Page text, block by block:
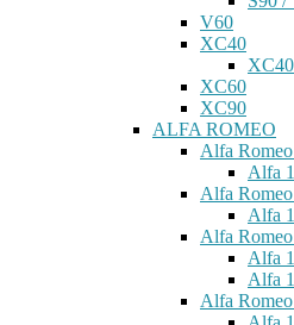
V60
XC40
XC60
XC90
ALFA ROMEO
Alfa
Alfa
Alfa
Alfa
Alfa
Alfa
Alfa
Alfa